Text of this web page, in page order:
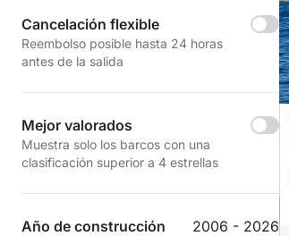
Cancelación flexible
Reembolso posible hasta 24 horas
antes de la salida
Mejor valorados
Muestra solo los barcos con una
clasificación superior a 4 estrellas
Año de construcción 2006 - 2026